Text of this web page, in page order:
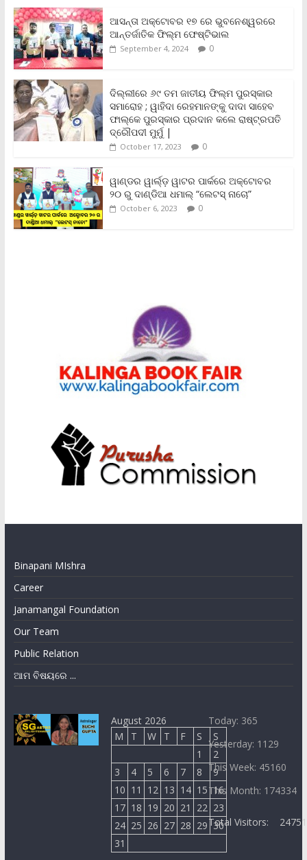
e
b
o
o
k
t
t
e
r
i
l
t
s
A
p
p
L
i
n
k
t
F
r
i
d
l
y
e
ଆସନ୍ତା ଅକ୍ଟୋବର ୧୭ ରେ ଭୁବନେଶ୍ୱରରେ
ଆନ୍ତର୍ଜାତିକ ଫିଲ୍ମ ଫେଷ୍ଟିଭାଲ
September 4, 2024 0
ଦିଲ୍ଲୀରେ ୬୯ ତମ ଜାତୀୟ ଫିଲ୍ମ ପୁରସ୍କାର
ସମାରୋହ ; ୱାହିଦା ରେହମାନଙ୍କୁ ଦାଦା ସାହେବ
ଫାଲ୍‌କେ ପୁରସ୍କାର ପ୍ରଦାନ କଲେ ରାଷ୍ଟ୍ରପତି
ଦ୍ରୌପଦୀ ମୁର୍ମୁ |
October 17, 2023 0
ୱାଣ୍ଡର ୱାର୍ଲ୍‌ଡ଼ ୱାଟର ପାର୍କରେ ଅକ୍ଟୋବର
୨୦ ରୁ ଦାଣ୍ଡିଆ ଧମାଲ୍ “ଲେଟସ୍ ନାଚୋ”
October 6, 2023 0
Binapani MIshra
Career
Janamangal Foundation
Our Team
Public Relation
ଆମ ବିଷୟରେ ...
August 2026
M
T W T F S
S
1
2
3
4 5 6 7 8
9
10 11 12 13 14 15 16
17 18 19 20 21 22 23
24 25 26 27 28 29 30
31
Today: 365
Yesterday: 1129
This Week: 45160
This Month: 174334
Total Visitors: